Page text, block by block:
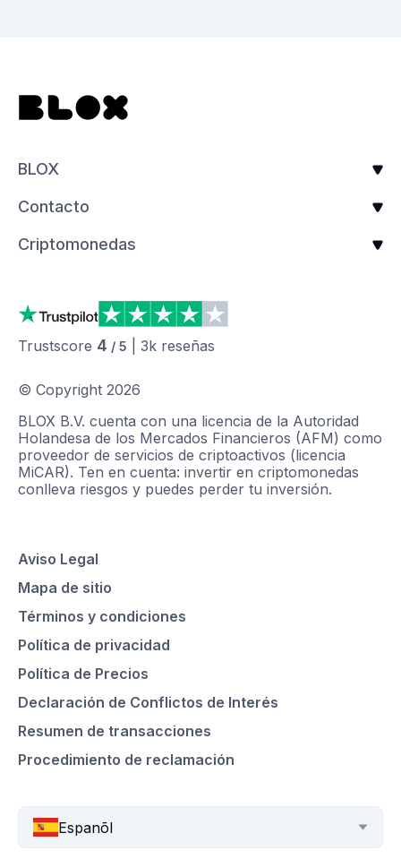
BLOX
Contacto
Criptomonedas
Trustscore 4 / 5 3k reseñas
© Copyright 2026
BLOX B.V. cuenta con una licencia de la Autoridad
Holandesa de los Mercados Financieros (AFM) como
proveedor de servicios de criptoactivos (licencia
MiCAR). Ten en cuenta: invertir en criptomonedas
conlleva riesgos y puedes perder tu inversión.
Aviso Legal
Mapa de sitio
Términos y condiciones
Política de privacidad
Política de Precios
Declaración de Conflictos de Interés
Resumen de transacciones
Procedimiento de reclamación
Espanõl